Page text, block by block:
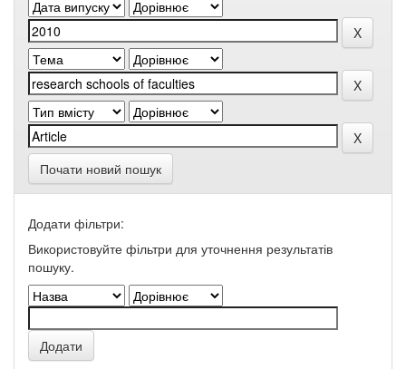
Почати новий пошук
Додати фільтри:
Використовуйте фільтри для уточнення результатів
пошуку.